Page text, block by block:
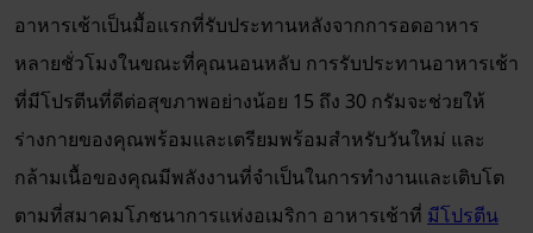
อาหารเช้าเป็นมื้อแรกที่รับประทานหลังจากการอดอาหาร
หลายชั่วโมงในขณะที่คุณนอนหลับ การรับประทานอาหารเช้า
ที่มีโปรตีนที่ดีต่อสุขภาพอย่างน้อย 15 ถึง 30 กรัมจะช่วยให้
ร่างกายของคุณพร้อมและเตรียมพร้อมสำหรับวันใหม่ และ
กล้ามเนื้อของคุณมีพลังงานที่จำเป็นในการทำงานและเติบโต
ตามที่สมาคมโภชนาการแห่งอเมริกา อาหารเช้าที่ มีโปรตีน